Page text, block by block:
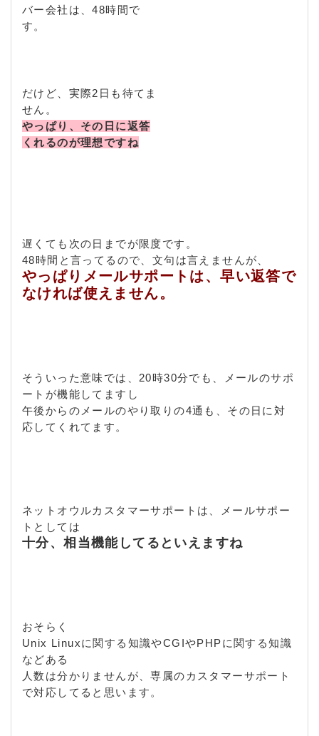
バー会社は、48時間で
す。
だけど、実際2日も待てま
せん。
やっぱり、その日に返答
くれるのが理想ですね
遅くても次の日までが限度です。
48時間と言ってるので、文句は言えませんが、
やっぱりメールサポートは、早い返答で
なければ使えません。
そういった意味では、20時30分でも、メールのサポ
ートが機能してますし
午後からのメールのやり取りの4通も、その日に対
応してくれてます。
ネットオウルカスタマーサポートは、メールサポー
トとしては
十分、相当機能してるといえますね
おそらく
Unix Linuxに関する知識やCGIやPHPに関する知識
などある
人数は分かりませんが、専属のカスタマーサポート
で対応してると思います。